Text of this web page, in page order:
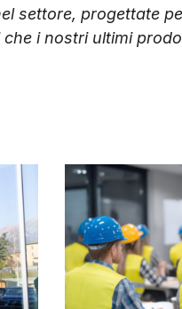
settore, progettate
i nostri ultimi